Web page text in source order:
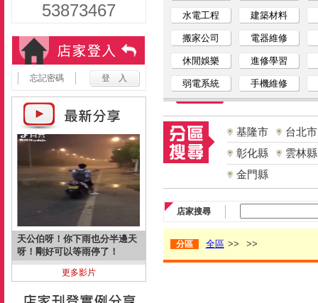
53873467
忘記密碼
天公伯呀！你下雨也分半邊天
呀！剛好可以等雨停了！
更多影片
水電工程 建築材料
搬家公司 電器維修
休閒娛樂 進修學習
弱電系統 手機維修
基隆市
台北市
彰化縣
雲林縣
金門縣
店家搜尋
分區 全區 >> >>